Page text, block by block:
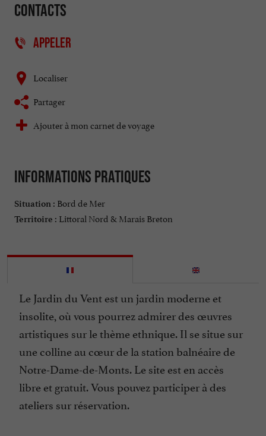
Contacts
APPELER
Localiser
Partager
Ajouter à mon carnet de voyage
Informations pratiques
Situation : Bord de Mer
Territoire : Littoral Nord & Marais Breton
Le Jardin du Vent est un jardin moderne et
insolite, où vous pourrez admirer des œuvres
artistiques sur le thème ethnique. Il se situe sur
une colline au cœur de la station balnéaire de
Notre-Dame-de-Monts. Le site est en accès
libre et gratuit. Vous pouvez participer à des
ateliers sur réservation.